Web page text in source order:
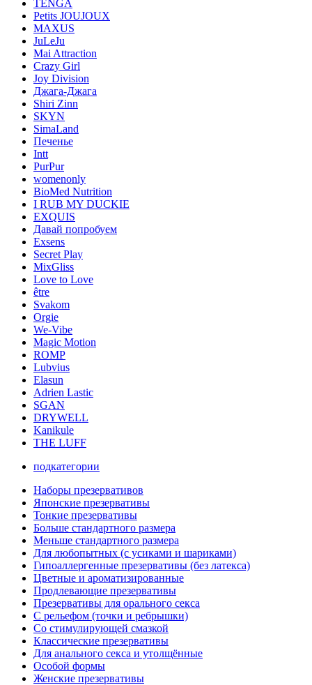
TENGA
Petits JOUJOUX
MAXUS
JuLeJu
Mai Attraction
Crazy Girl
Joy Division
Джага-Джага
Shiri Zinn
SKYN
SimaLand
Печенье
Intt
PurPur
womenonly
BioMed Nutrition
I RUB MY DUCKIE
EXQUIS
Давай попробуем
Exsens
Secret Play
MixGliss
Love to Love
être
Svakom
Orgie
We-Vibe
Magic Motion
ROMP
Lubvius
Elasun
Adrien Lastic
SGAN
DRYWELL
Kanikule
THE LUFF
подкатегории
Наборы презервативов
Японские презервативы
Тонкие презервативы
Больше стандартного размера
Меньше стандартного размера
Для любопытных (с усиками и шариками)
Гипоаллергенные презервативы (без латекса)
Цветные и ароматизированные
Продлевающие презервативы
Презервативы для орального секса
С рельефом (точки и ребрышки)
Со стимулирующей смазкой
Классические презервативы
Для анального секса и утолщённые
Особой формы
Женские презервативы